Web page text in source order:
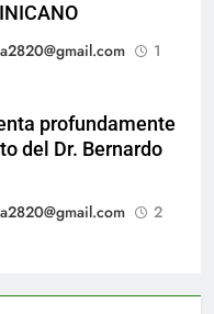
1
profundamente
del Dr. Bernardo
2